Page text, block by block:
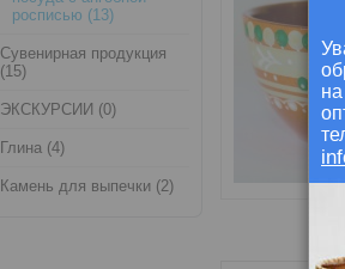
росписью (13)
Сувенирная продукция
(15)
ЭКСКУРСИИ (0)
Глина (4)
Камень для выпечки (2)